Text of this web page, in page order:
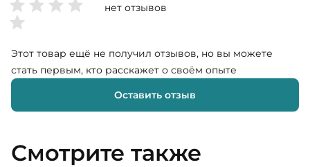
нет отзывов
Этот товар ещё не получил отзывов, но вы можете
стать первым, кто расскажет о своём опыте
Оставить отзыв
Смотрите также